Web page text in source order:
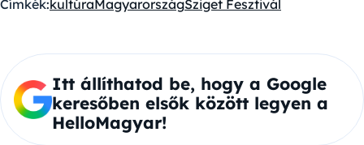
Címkék:kultúra MagyarországSziget Fesztivál
Itt állíthatod be, hogy a Google
keresőben elsők között legyen a
HelloMagyar!